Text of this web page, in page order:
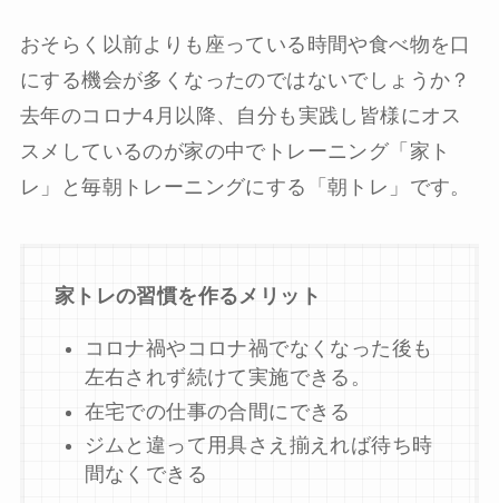
おそらく以前よりも座っている時間や食べ物を口
にする機会が多くなったのではないでしょうか？
去年のコロナ4 月以降、自分も実践し皆様にオス
スメしているのが家の中でトレーニング「家ト
レ」と毎朝トレーニングにする「朝トレ」です。
家トレの習慣を作るメリット
コロナ禍やコロナ禍でなくなった後も
左右されず続けて実施できる。
在宅での仕事の合間にできる
ジムと違って用具さえ揃えれば待ち時
間なくできる